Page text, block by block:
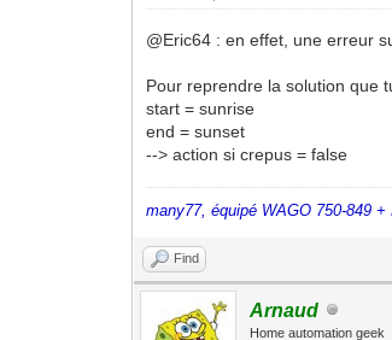
@Eric64 : en effet, une erreur
Pour reprendre la solution que
start = sunrise
end = sunset
--> action si crepus = false
many77, équipé WAGO 750-849 +
Find
Arnaud
Home automation geek